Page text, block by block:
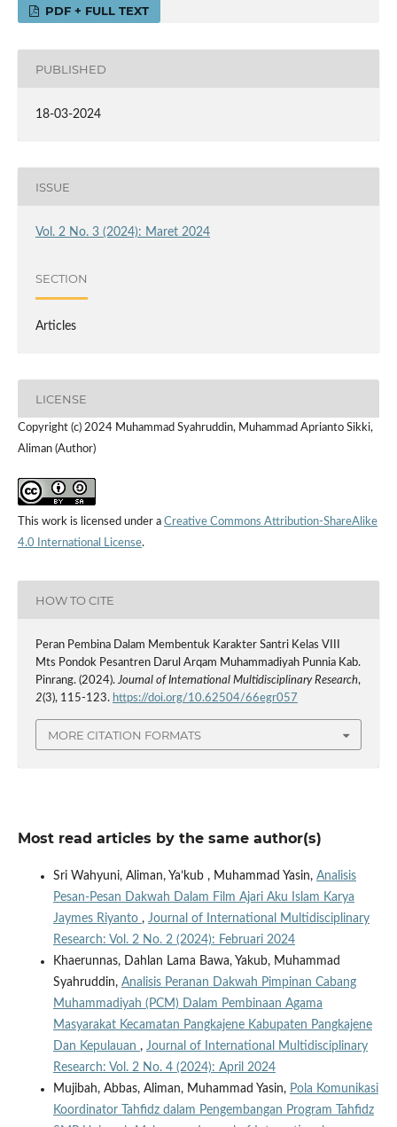
PDF + FULL TEXT
PUBLISHED
18-03-2024
ISSUE
Vol. 2 No. 3 (2024): Maret 2024
SECTION
Articles
LICENSE
Copyright (c) 2024 Muhammad Syahruddin, Muhammad Aprianto Sikki,
Aliman (Author)
This work is licensed under a Creative Commons Attribution-ShareAlike
4.0 International License.
HOW TO CITE
Peran Pembina Dalam Membentuk Karakter Santri Kelas VIII
Mts Pondok Pesantren Darul Arqam Muhammadiyah Punnia Kab.
Pinrang. (2024).Journal of International Multidisciplinary Research,
2(3), 115-123. https://doi.org/10.62504/66egr057
MORE CITATION FORMATS
Most read articles by the same author(s)
Sri Wahyuni, Aliman, Ya’kub , Muhammad Yasin, Analisis
Pesan-Pesan Dakwah Dalam Film Ajari Aku Islam Karya
Jaymes Riyanto , Journal of International Multidisciplinary
Research: Vol. 2 No. 2 (2024): Februari 2024
Khaerunnas, Dahlan Lama Bawa, Yakub, Muhammad
Syahruddin, Analisis Peranan Dakwah Pimpinan Cabang
Muhammadiyah (PCM) Dalam Pembinaan Agama
Masyarakat Kecamatan Pangkajene Kabupaten Pangkajene
Dan Kepulauan , Journal of International Multidisciplinary
Research: Vol. 2 No. 4 (2024): April 2024
Mujibah, Abbas, Aliman, Muhammad Yasin, Pola Komunikasi
Koordinator Tahfidz dalam Pengembangan Program Tahfidz